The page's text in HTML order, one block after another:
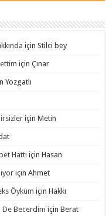
içinStilci bey
içinÇınar
Yozgatlı
içinMetin
Hattı içinHasan
içinAhmet
Öyküm içinHakkı
De Becerdim içinBerat